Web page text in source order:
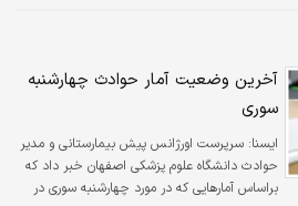
آخرین وضعیت آمار حوادث چهارشنبه
سوری
ايسنا: سرپرست اورژانس پیش بیمارستانی و مدیر
حوادث دانشگاه علوم پزشکی اصفهان خبر داد که
براساس آمارهایی که در مورد چهارشنبه سوری در